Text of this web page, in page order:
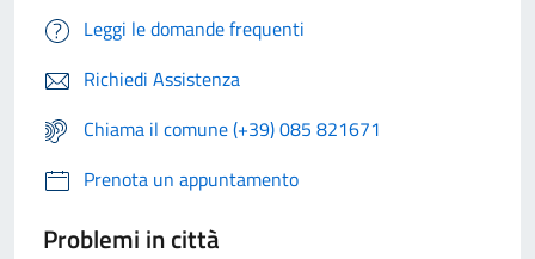
Leggi le domande frequenti
Richiedi Assistenza
Chiama il comune (+39) 085 821671
Prenota un appuntamento
Problemi in città